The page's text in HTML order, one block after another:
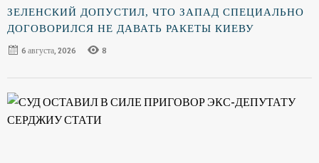
ЗЕЛЕНСКИЙ ДОПУСТИЛ, ЧТО ЗАПАД СПЕЦИАЛЬНО
ДОГОВОРИЛСЯ НЕ ДАВАТЬ РАКЕТЫ КИЕВУ
6 августа, 2026
8